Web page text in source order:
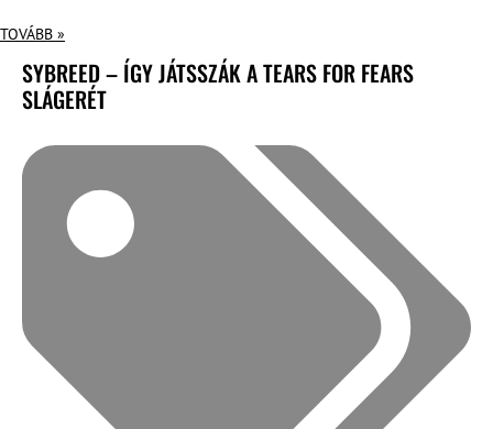
TOVÁBB »
SYBREED – ÍGY JÁTSSZÁK A TEARS FOR FEARS
SLÁGERÉT